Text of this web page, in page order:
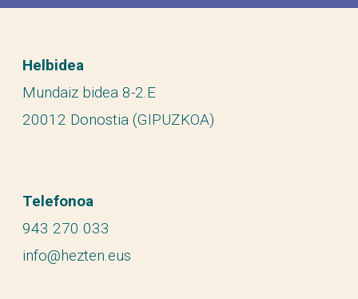
Helbidea
Mundaiz bidea 8-2.E
20012 Donostia (GIPUZKOA)
Telefonoa
943 270 033
info@hezten.eus